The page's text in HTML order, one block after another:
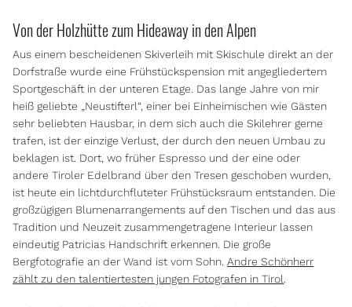
Von der Holzhütte zum Hideaway in den Alpen
Aus einem bescheidenen Skiverleih mit Skischule direkt an der
Dorfstraße wurde eine Frühstückspension mit angegliedertem
Sportgeschäft in der unteren Etage. Das lange Jahre von mir
heiß geliebte „Neustifterl“, einer bei Einheimischen wie Gästen
sehr beliebten Hausbar, in dem sich auch die Skilehrer gerne
trafen, ist der einzige Verlust, der durch den neuen Umbau zu
beklagen ist. Dort, wo früher Espresso und der eine oder
andere Tiroler Edelbrand über den Tresen geschoben wurden,
ist heute ein lichtdurchfluteter Frühstücksraum entstanden. Die
großzügigen Blumenarrangements auf den Tischen und das aus
Tradition und Neuzeit zusammengetragene Interieur lassen
eindeutig Patricias Handschrift erkennen. Die große
Bergfotografie an der Wand ist vom Sohn.Andre Schönherr
zählt zu den talentiertesten jungen Fotografen in Tirol.